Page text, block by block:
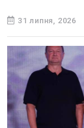
31 липня, 2026